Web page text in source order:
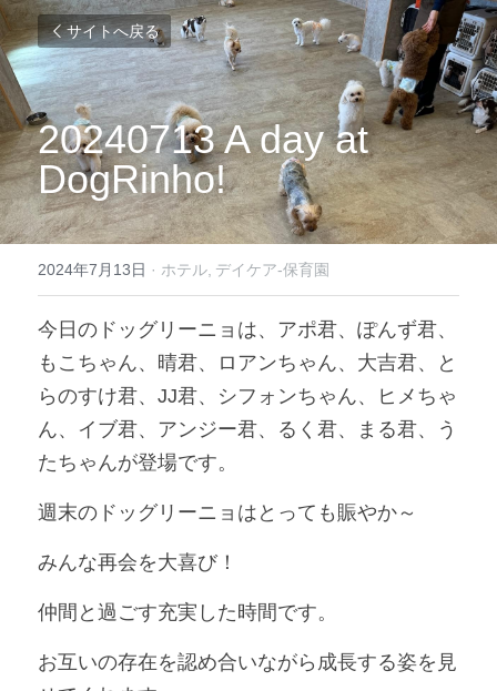
サイトへ戻る
20240713 A day at
DogRinho!
2024年7月13日 · ホテル, デイケア-保育園
今日のドッグリーニョは、アポ君、ぽんず君、
もこちゃん、晴君、ロアンちゃん、大吉君、と
らのすけ君、JJ君、シフォンちゃん、ヒメちゃ
ん、イブ君、アンジー君、るく君、まる君、う
たちゃんが登場です。
週末のドッグリーニョはとっても賑やか～
みんな再会を大喜び！
仲間と過ごす充実した時間です。
お互いの存在を認め合いながら成長する姿を見